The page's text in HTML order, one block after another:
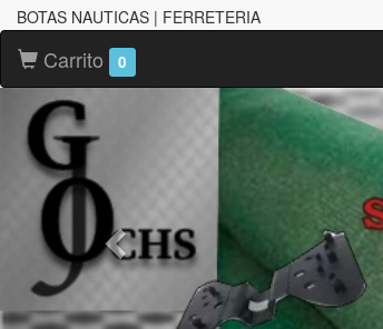
BOTAS NAUTICAS | FERRETERIA
Carrito 0